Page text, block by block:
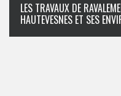
LES TRAVAUX DE
HAUTEVESNES ET SES